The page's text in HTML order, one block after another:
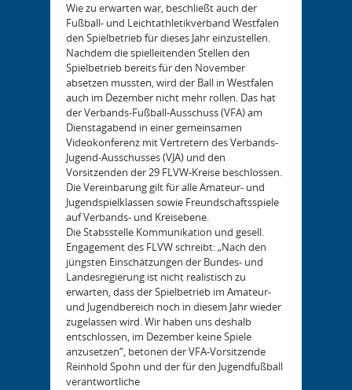
Wie zu erwarten war, beschließt auch der
Fußball- und Leichtathletikverband Westfalen
den Spielbetrieb für dieses Jahr einzustellen.
Nachdem die spielleitenden Stellen den
Spielbetrieb bereits für den November
absetzen mussten, wird der Ball in Westfalen
auch im Dezember nicht mehr rollen. Das hat
der Verbands-Fußball-Ausschuss (VFA) am
Dienstagabend in einer gemeinsamen
Videokonferenz mit Vertretern des Verbands-
Jugend-Ausschusses (VJA) und den
Vorsitzenden der 29 FLVW-Kreise beschlossen.
Die Vereinbarung gilt für alle Amateur- und
Jugendspielklassen sowie Freundschaftsspiele
auf Verbands- und Kreisebene.
Die Stabsstelle Kommunikation und gesell.
Engagement des FLVW schreibt: „Nach den
jüngsten Einschätzungen der Bundes- und
Landesregierung ist nicht realistisch zu
erwarten, dass der Spielbetrieb im Amateur-
und Jugendbereich noch in diesem Jahr wieder
zugelassen wird. Wir haben uns deshalb
entschlossen, im Dezember keine Spiele
anzusetzen“, betonen der VFA-Vorsitzende
Reinhold Spohn und der für den Jugendfußball
verantwortliche